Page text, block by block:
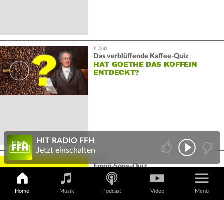
Das verblüffende Kaffee-Quiz
HAT GOETHE DAS KOFFEIN
ENTDECKT?
Emoji-Song-Quiz
WELCHE HITS STECKEN HINTER
DIESEN EMOJIS?
Home Musik Podcast Video Menü
HIT RADIO FFH
Jetzt einschalten